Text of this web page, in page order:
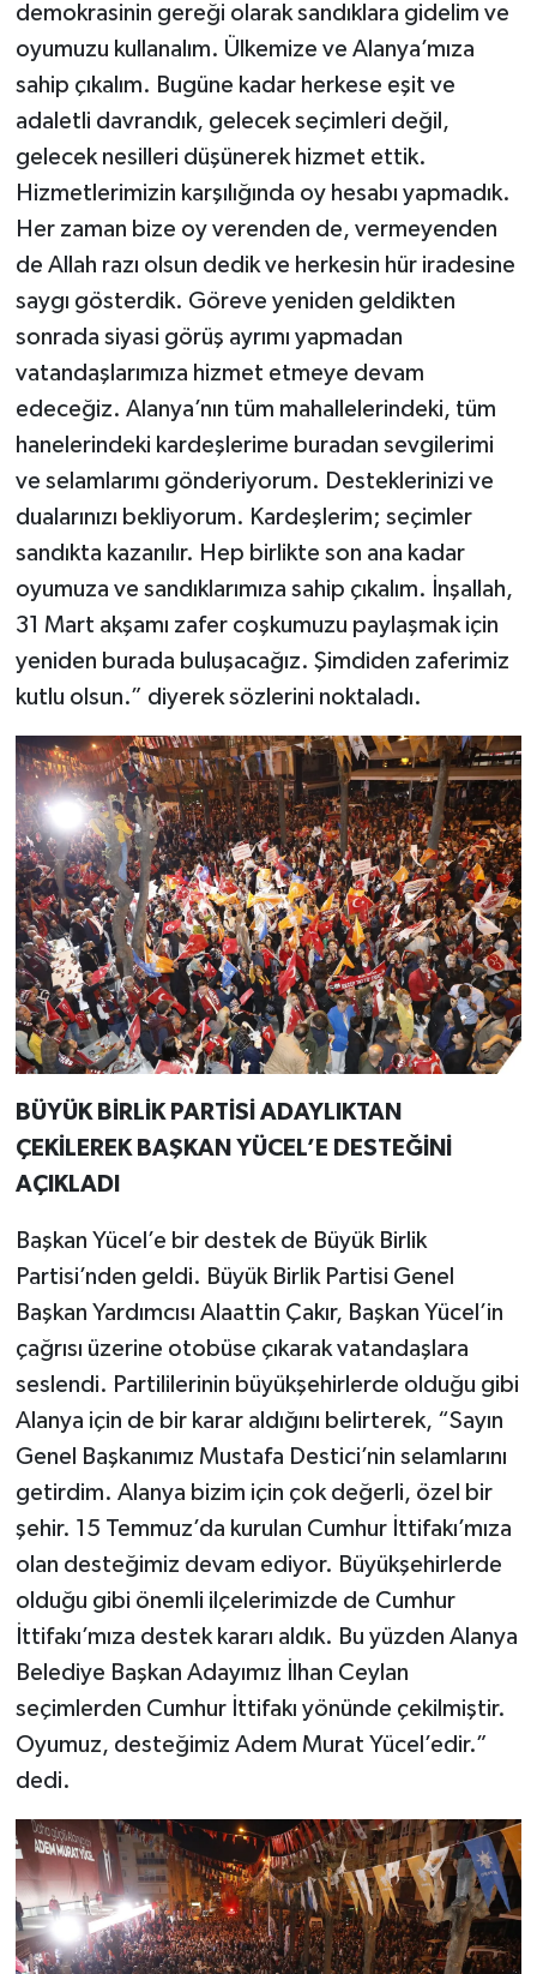
demokrasinin gereği olarak sandıklara gidelim ve
oyumuzu kullanalım. Ülkemize ve Alanya’mıza
sahip çıkalım. Bugüne kadar herkese eşit ve
adaletli davrandık, gelecek seçimleri değil,
gelecek nesilleri düşünerek hizmet ettik.
Hizmetlerimizin karşılığında oy hesabı yapmadık.
Her zaman bize oy verenden de, vermeyenden
de Allah razı olsun dedik ve herkesin hür iradesine
saygı gösterdik. Göreve yeniden geldikten
sonrada siyasi görüş ayrımı yapmadan
vatandaşlarımıza hizmet etmeye devam
edeceğiz. Alanya’nın tüm mahallelerindeki, tüm
hanelerindeki kardeşlerime buradan sevgilerimi
ve selamlarımı gönderiyorum. Desteklerinizi ve
dualarınızı bekliyorum. Kardeşlerim; seçimler
sandıkta kazanılır. Hep birlikte son ana kadar
oyumuza ve sandıklarımıza sahip çıkalım. İnşallah,
31 Mart akşamı zafer coşkumuzu paylaşmak için
yeniden burada buluşacağız. Şimdiden zaferimiz
kutlu olsun.” diyerek sözlerini noktaladı.
BÜYÜK BİRLİK PARTİSİ ADAYLIKTAN
ÇEKİLEREK BAŞKAN YÜCEL’E DESTEĞİNİ
AÇIKLADI
Başkan Yücel’e bir destek de Büyük Birlik
Partisi’nden geldi. Büyük Birlik Partisi Genel
Başkan Yardımcısı Alaattin Çakır, Başkan Yücel’in
çağrısı üzerine otobüse çıkarak vatandaşlara
seslendi. Partililerinin büyükşehirlerde olduğu gibi
Alanya için de bir karar aldığını belirterek, “Sayın
Genel Başkanımız Mustafa Destici’nin selamlarını
getirdim. Alanya bizim için çok değerli, özel bir
şehir. 15 Temmuz’da kurulan Cumhur İttifakı’mıza
olan desteğimiz devam ediyor. Büyükşehirlerde
olduğu gibi önemli ilçelerimizde de Cumhur
İttifakı’mıza destek kararı aldık. Bu yüzden Alanya
Belediye Başkan Adayımız İlhan Ceylan
seçimlerden Cumhur İttifakı yönünde çekilmiştir.
Oyumuz, desteğimiz Adem Murat Yücel’edir.”
dedi.